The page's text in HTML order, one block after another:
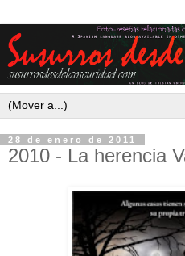
28 de enero de 2011
2010 - La herencia